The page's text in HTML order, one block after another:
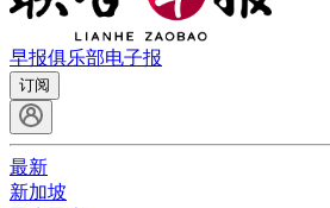
早报俱乐部电子报
订阅
最新
新加坡